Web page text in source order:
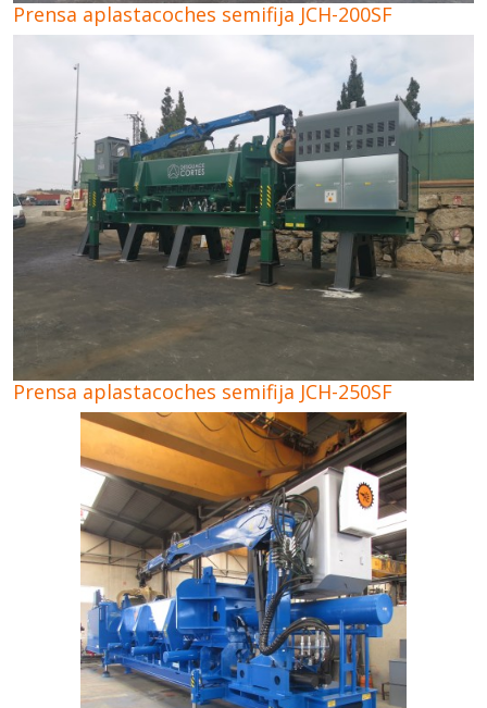
Prensa aplastacoches semifija JCH-200SF
Prensa aplastacoches semifija JCH-250SF